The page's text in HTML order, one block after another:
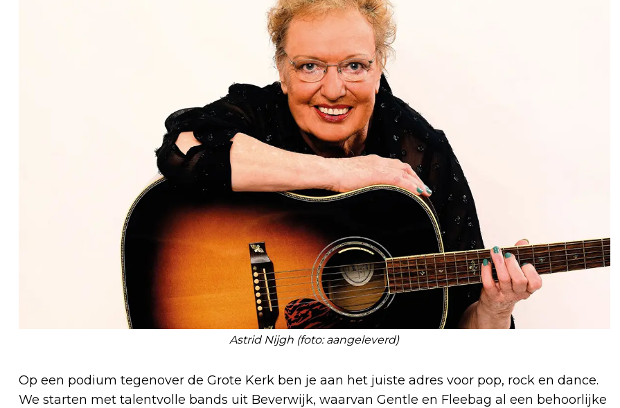
Astrid Nijgh (foto: aangeleverd)
Op een podium tegenover de Grote Kerk ben je aan het juiste adres voor pop, rock en dance.
We starten met talentvolle bands uit Beverwijk, waarvan Gentle en Fleebag al een behoorlijke